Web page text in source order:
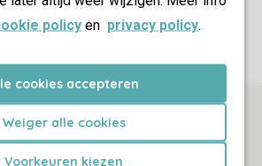
policy en privacy policy.
cookies accepteren
Weiger alle cookies
Voorkeuren kiezen
over your own privacy
and quickly